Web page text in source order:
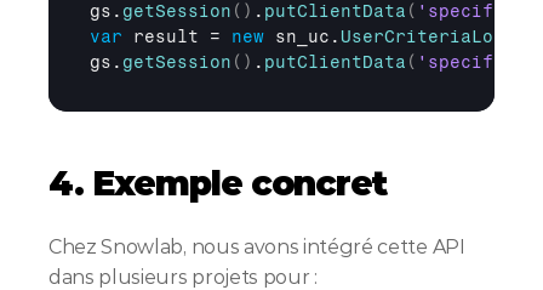
gs . getSession ( ) . putClientData (
var
result = new sn_uc . UserCriteriaLoader
gs . getSession ( ) . putClientData (
4. Exemple concret
Chez Snowlab, nous avons intégré cette API
dans plusieurs projets pour :